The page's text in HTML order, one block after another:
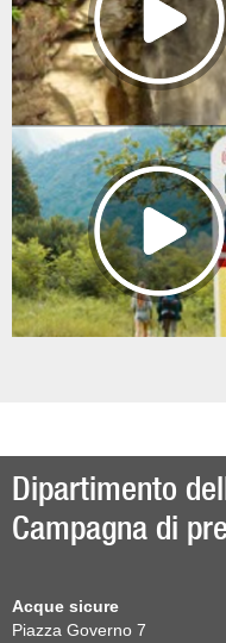
Dipartimento
Campagna di
Acque sicure
Piazza Governo 7